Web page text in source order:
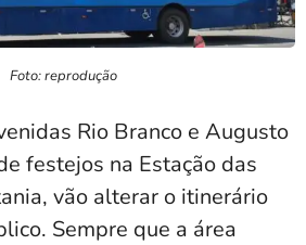
Foto: reprodução
Rio Branco e Augusto
festejos na Estação das
vão alterar o itinerário
Sempre que a área